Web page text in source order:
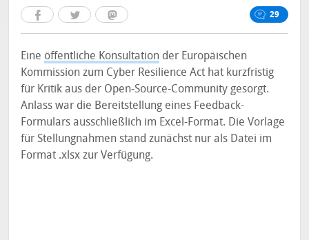
29
Eine öffentliche Konsultation der Europäischen
Kommission zum Cyber Resilience Act hat kurzfristig
für Kritik aus der Open-Source-Community gesorgt.
Anlass war die Bereitstellung eines Feedback-
Formulars ausschließlich im Excel-Format. Die Vorlage
für Stellungnahmen stand zunächst nur als Datei im
Format .xlsx zur Verfügung.